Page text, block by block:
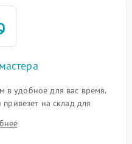
в удобное для вас время.
на склад для